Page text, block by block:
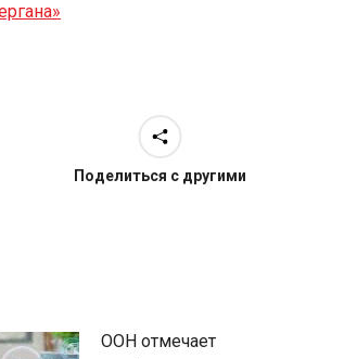
Поделиться с другими
ООН отмечает